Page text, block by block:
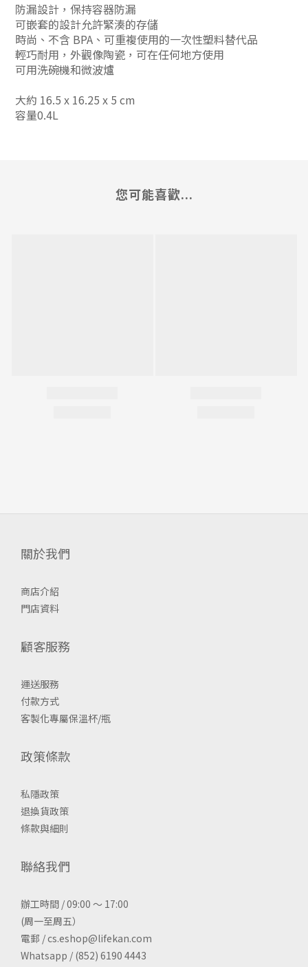
防漏設計，保持容器防漏
可嵌套的設計允許緊湊的存儲
時尚、不含 BPA、可重複使用的一次性塑料替代品
輕巧耐用，外觀像陶瓷，可在任何地方使用
可用洗碗機和微波爐
大約 16.5 x 16.25 x 5 cm
容量0.4L
您可能喜歡...
關於我們
商店介紹
門店資料
顧客服務
運送服務
付款方式
客製化專屬保溫杯/瓶
政策條款
私隱政策
退換貨政策
條款與細則
聯絡我們
辦工時間 / 09:00 ～ 17:00
(周一至周五）
電郵 / cs.eshop@lifekan.com
Whatsapp / (852) 6190 4443